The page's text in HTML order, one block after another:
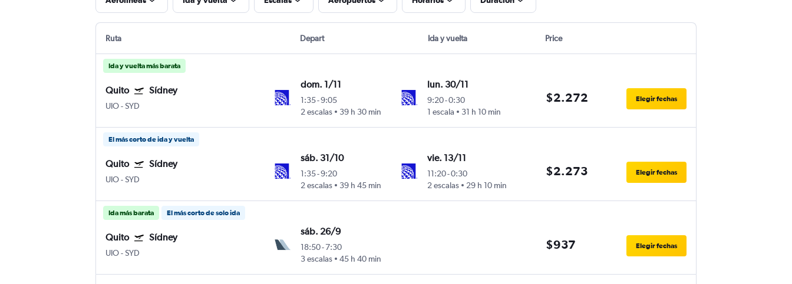
Ruta Depart Ida y vuelta Price
Ida y vuelta más barata
Quito Sídney
UIO-SYD
dom. 1/11
1:35-9:05
2 escalas
39 h 30 min
lun. 30/11
9:20-0:30
1 escala
31 h 10 min
$2.272 Elegir fechas
El más corto de ida y vuelta
Quito Sídney
UIO-SYD
sáb. 31/10
1:35-9:20
2 escalas
39 h 45 min
vie. 13/11
11:20-0:30
2 escalas
29 h 10 min
$2.273 Elegir fechas
Ida más barata El más corto de solo ida
Quito Sídney
UIO-SYD
sáb. 26/9
18:50-7:30
3 escalas
45 h 40 min
$937 Elegir fechas